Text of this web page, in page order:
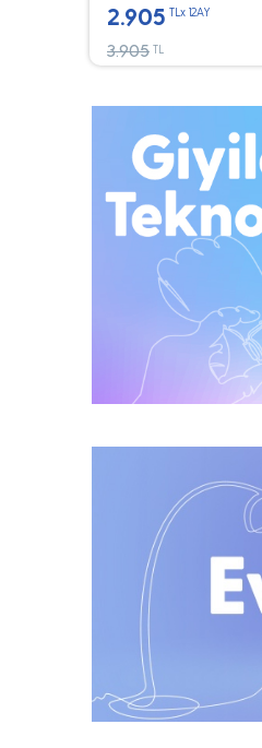
2.905 TLx 12AY
3.905 TL